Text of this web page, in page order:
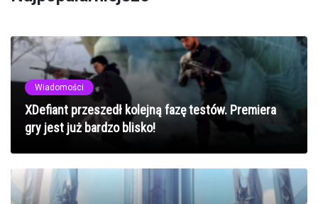
Wiadomości
XDefiant przeszedł kolejną fazę testów. Premiera
gry jest już bardzo blisko!